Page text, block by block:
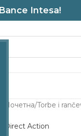
Intesa!
Почетна Torbe i
Direct Action